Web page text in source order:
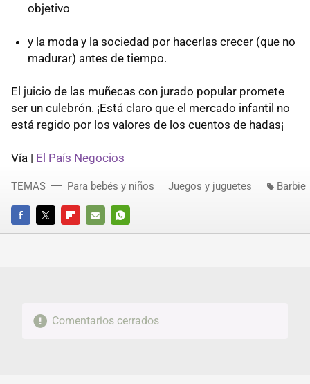
objetivo
y la moda y la sociedad por hacerlas crecer (que no
madurar) antes de tiempo.
El juicio de las muñecas con jurado popular promete
ser un culebrón. ¡Está claro que el mercado infantil no
está regido por los valores de los cuentos de hadas¡
Vía | El País Negocios
FACEBOOKTWITTERFLIPBOARD
E-
WHATSAPP
TEMAS Para bebés y niños Juegos y juguetes Barbie
Comentarios cerrados